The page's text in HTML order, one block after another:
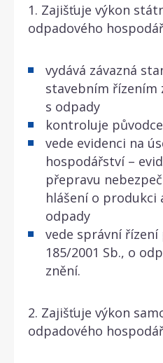
1. Zajišťuje výkon
odpadového
vydává závazná
stavebním řízením
s odpady
kontroluje
vede evidenci na
hospodářství –
přepravu
hlášení o produkci
odpady
vede správní řízení
185/2001 Sb., o
znění.
2. Zajišťuje výkon
odpadového